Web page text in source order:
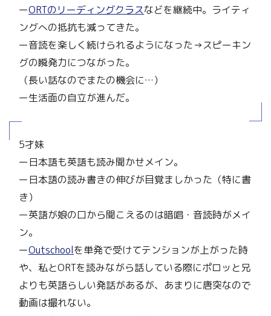
ーORTのリーディングクラスなどを継続中。ライティ
ングへの抵抗も減ってきた。
ー音読を楽しく続けられるようになった→スピーキン
グの瞬発力につながった。
（長い話なのでまたの機会に…）
ー生活面の自立が進んだ。
5才妹
ー日本語も英語も読み聞かせメイン。
ー日本語の読み書きの伸びが目覚ましかった（特に書
き）
ー英語が娘の口から聞こえるのは暗唱・音読時がメイ
ン。
ーOutschoolを単発で受けてテンションが上がった時
や、私とORTを読みながら話している際にポロッと兄
よりも英語らしい発話があるが、あまりに唐突なので
動画は撮れない。